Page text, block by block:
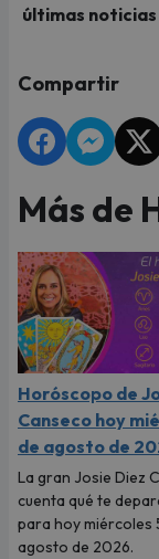
últimas
Compartir
Más de
Horóscopo de
Canseco hoy
de agosto de
La gran Josie Diez
cuenta qué te
para hoy miércoles
agosto de 2026.